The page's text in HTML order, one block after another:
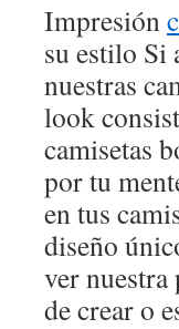
Impresión
su estilo Si
nuestras
look
camisetas
por tu
en tus
diseño
ver
de crear o